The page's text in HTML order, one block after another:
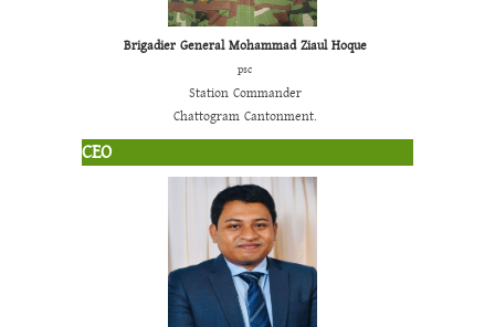
Brigadier General Mohammad Ziaul Hoque
psc
Station Commander
Chattogram Cantonment.
CEO